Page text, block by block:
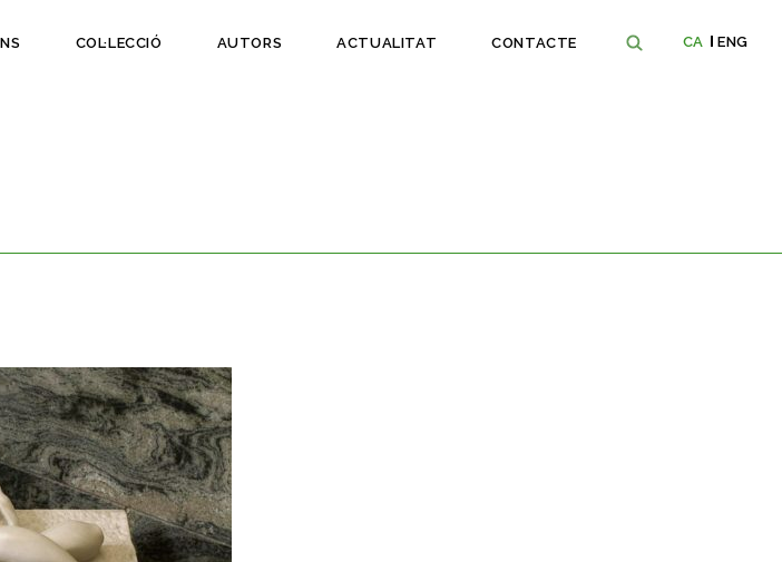
COL·LECCIÓ AUTORS ACTUALITAT CONTACTE CA ENG